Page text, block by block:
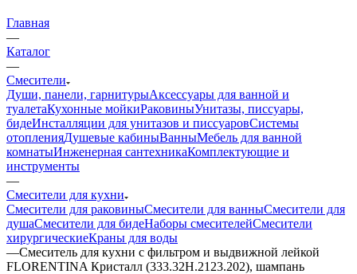
Главная
—
Каталог
—
Смесители
Души, панели, гарнитурыАксессуары для ванной и
туалетаКухонные мойкиРаковиныУнитазы, писсуары,
бидеИнсталляции для унитазов и писсуаровСистемы
отопленияДушевые кабиныВанныМебель для ванной
комнатыИнженерная сантехникаКомплектующие и
инструменты
—
Смесители для кухни
Смесители для раковиныСмесители для ванныСмесители для
душаСмесители для бидеНаборы смесителейСмесители
хирургическиеКраны для воды
—Смеситель для кухни с фильтром и выдвижной лейкой
FLORENTINA Кристалл (333.32H.2123.202), шампань